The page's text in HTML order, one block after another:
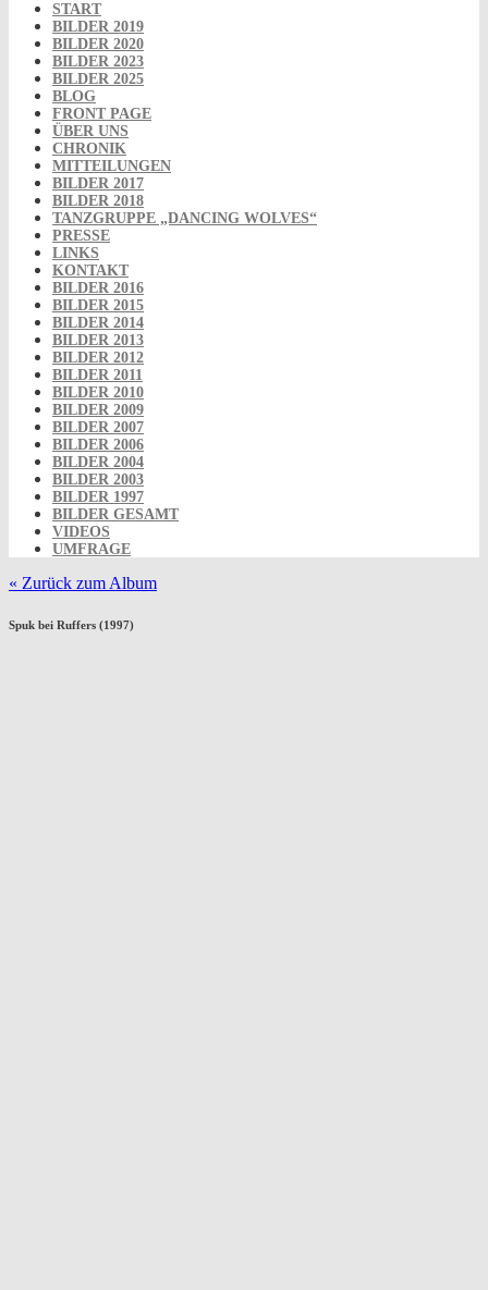
START
BILDER 2019
BILDER 2020
BILDER 2023
BILDER 2025
BLOG
FRONT PAGE
ÜBER UNS
CHRONIK
MITTEILUNGEN
BILDER 2017
BILDER 2018
TANZGRUPPE „DANCING WOLVES“
PRESSE
LINKS
KONTAKT
BILDER 2016
BILDER 2015
BILDER 2014
BILDER 2013
BILDER 2012
BILDER 2011
BILDER 2010
BILDER 2009
BILDER 2007
BILDER 2006
BILDER 2004
BILDER 2003
BILDER 1997
BILDER GESAMT
VIDEOS
UMFRAGE
« Zurück zum Album
Spuk bei Ruffers (1997)